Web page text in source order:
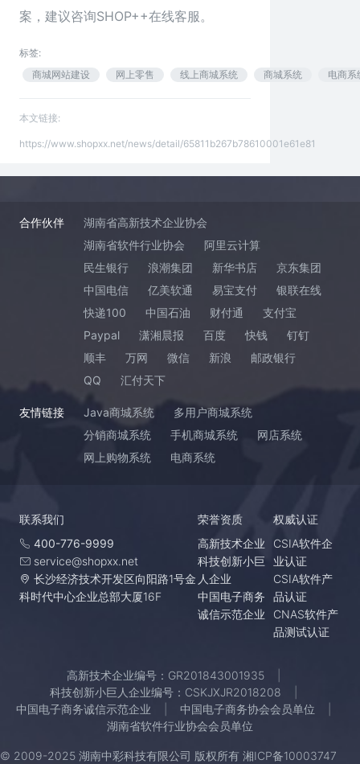
案，建议咨询SHOP++在线客服。
标签:
商城网站建设
网上零售 线上商城系统 商城系统 电商系
本文链接:
https://www.shopxx.net/news/detail/65811b267b78610001e61e81
合作伙伴
湖南省高新技术企业协会
湖南省软件行业协会
阿里云计算
民生银行
浪潮集团 新华书店
京东集团
中国电信
亿美软通 易宝支付
银联在线
快递100
中国石油 财付通
支付宝
Paypal
潇湘晨报 百度 快钱
钉钉
顺丰
万网 微信 新浪
邮政银行
QQ
汇付天下
友情链接 Java商城系统
多用户商城系统
分销商城系统
手机商城系统
网店系统
网上购物系统
电商系统
联系我们
400-776-9999
service@shopxx.net
长沙经济技术开发区向阳路1号金
科时代中心企业总部大厦16F
荣誉资质
高新技术企业
科技创新小巨
人企业
中国电子商务
诚信示范企业
权威认证
CSIA软件企
业认证
CSIA软件产
品认证
CNAS软件产
品测试认证
高新技术企业编号：GR201843001935
科技创新小巨人企业编号：CSKJXJR2018208
中国电子商务诚信示范企业
中国电子商务协会会员单位
湖南省软件行业协会会员单位
© 2009-2025 湖南中彩科技有限公司 版权所有 湘ICP备10003747